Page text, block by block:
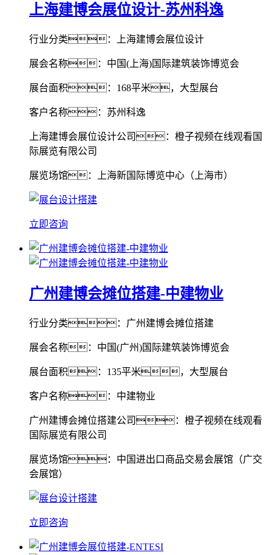
上海建博会展位设计-苏州科逸
行业分类：上海建博会展位设计
展会名称：中国(上海)国际建筑装饰博览会
展台面积：168平米，大型展台
客户名称：苏州科逸
上海建博会展位设计公司：橙子视频在线观看国
际展览有限公司
展览场馆：上海新国际博览中心（上海市）
立即咨询
广州建博会摊位搭建-中建物业
行业分类：广州建博会摊位搭建
展会名称：中国(广州)国际建筑装饰博览会
展台面积：135平米，大型展台
客户名称：中建物业
广州建博会摊位搭建公司：橙子视频在线观看
国际展览有限公司
展览场馆：中国进出口商品交易会展馆（广交
会展馆）
立即咨询